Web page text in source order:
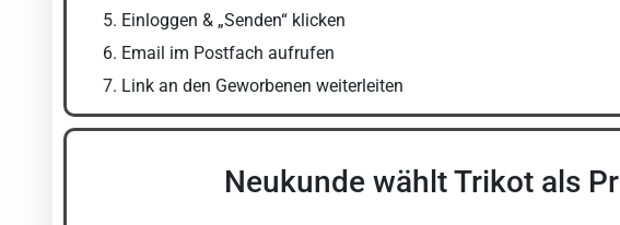
Einloggen & „Senden“ klicken
Email im Postfach aufrufen
Link an den Geworbenen weiterleiten
Neukunde wählt Trikot als